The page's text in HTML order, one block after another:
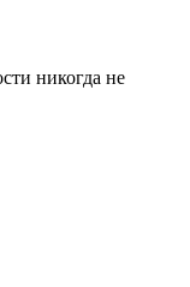
никогда не